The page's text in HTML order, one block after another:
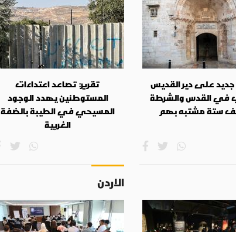
جديد على دير القديس
في القدس والشرطة
ستة مشتبه بهم
تقرير: تصاعد اعتداءات
المستوطنين يهدد الوجود
المسيحي في الطيبة بالضفة
الغربية
الاردن